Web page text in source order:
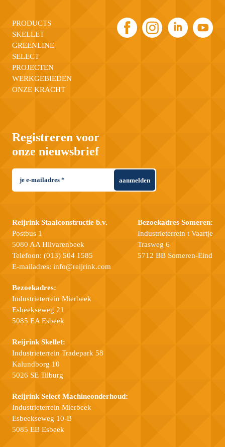
PRODUCTS
SKELLET
GREENLINE
SELECT
PROJECTEN
WERKGEBIEDEN
ONZE KRACHT
Registreren voor
onze nieuwsbrief
aanmelden
Reijrink Staalconstructie b.v.
Postbus 1
5080 AA Hilvarenbeek
Telefoon: (013) 504 1585
E-mailadres: info@reijrink.com
Bezoekadres:
Industrieterrein Mierbeek
Esbeekseweg 21
5085 EA Esbeek
Bezoekadres Someren:
Industrieterrein t Vaartje
Trasweg 6
5712 BB Someren-Eind
Reijrink Skellet:
Industrieterrein Tradepark 58
Kalundborg 10
5026 SE Tilburg
Reijrink Select Machineonderhoud:
Industrieterrein Mierbeek
Esbeekseweg 10-B
5085 EB Esbeek